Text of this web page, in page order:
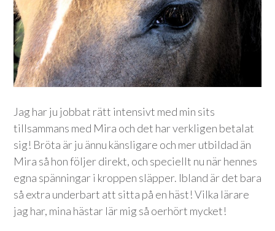
Jag har ju jobbat rätt intensivt med min sits
tillsammans med Mira och det har verkligen betalat
sig! Bröta är ju ännu känsligare och mer utbildad än
Mira så hon följer direkt, och speciellt nu när hennes
egna spänningar i kroppen släpper. Ibland är det bara
så extra underbart att sitta på en häst! Vilka lärare
jag har, mina hästar lär mig så oerhört mycket!